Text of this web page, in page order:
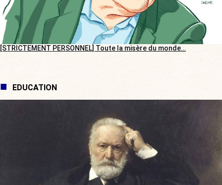
[STRICTEMENT PERSONNEL] Toute la misère du monde…
EDUCATION